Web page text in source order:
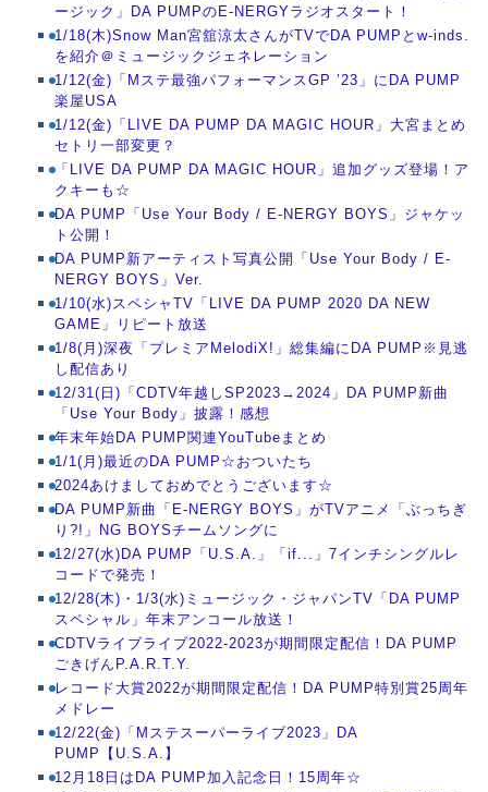
ージック」DA PUMPのE-NERGYラジオスタート！
1/18(木)Snow Man宮舘涼太さんがTVでDA PUMPとw-inds.
を紹介＠ミュージックジェネレーション
1/12(金)「Mステ最強パフォーマンスGP ’23」にDA PUMP
楽屋USA
1/12(金)「LIVE DA PUMP DA MAGIC HOUR」大宮まとめ
セトリ一部変更？
「LIVE DA PUMP DA MAGIC HOUR」追加グッズ登場！ア
クキーも☆
DA PUMP「Use Your Body / E-NERGY BOYS」ジャケッ
ト公開！
DA PUMP新アーティスト写真公開「Use Your Body / E-
NERGY BOYS」Ver.
1/10(水)スペシャTV「LIVE DA PUMP 2020 DA NEW
GAME」リピート放送
1/8(月)深夜「プレミアMelodiX!」総集編にDA PUMP※見逃
し配信あり
12/31(日)「CDTV年越しSP2023→2024」DA PUMP新曲
「Use Your Body」披露！感想
年末年始DA PUMP関連YouTubeまとめ
1/1(月)最近のDA PUMP☆おついたち
2024あけましておめでとうございます☆
DA PUMP新曲「E-NERGY BOYS」がTVアニメ「ぶっちぎ
り?!」NG BOYSチームソングに
12/27(水)DA PUMP「U.S.A.」「if...」7インチシングルレ
コードで発売！
12/28(木)・1/3(水)ミュージック・ジャパンTV「DA PUMP
スペシャル」年末アンコール放送！
CDTVライブライブ2022-2023が期間限定配信！DA PUMP
ごきげんP.A.R.T.Y.
レコード大賞2022が期間限定配信！DA PUMP特別賞25周年
メドレー
12/22(金)「Mステスーパーライブ2023」DA
PUMP【U.S.A.】
12月18日はDA PUMP加入記念日！15周年☆